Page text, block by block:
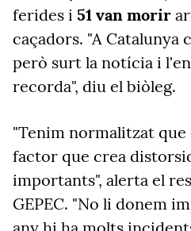
ferides i 51 van morir
caçadors. "A Catalunya
però surt la notícia i
recorda", diu el biòleg.
"Tenim normalitzat que
factor que crea
importants", alerta el
GEPEC. "No li donem